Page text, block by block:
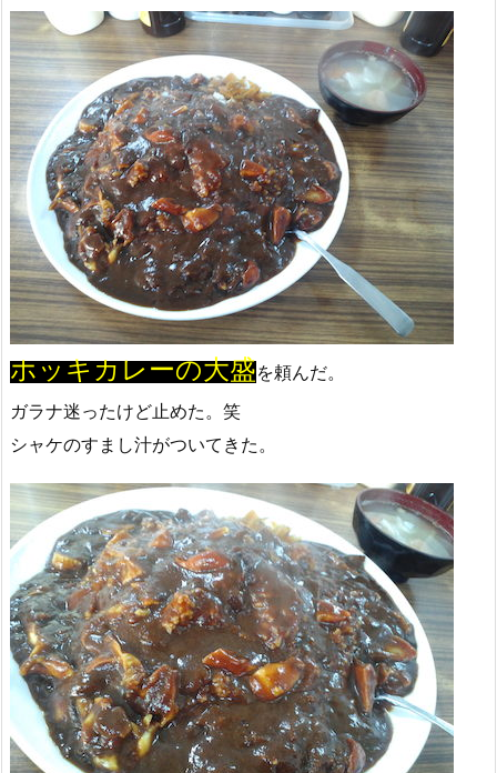
ホッキカレーの大盛を頼んだ。
ガラナ迷ったけど止めた。笑
シャケのすまし汁がついてきた。